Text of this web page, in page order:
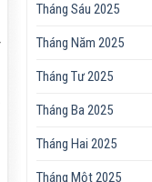
Tháng Sáu 2025
Tháng Năm 2025
Tháng Tư 2025
Tháng Ba 2025
Tháng Hai 2025
Tháng Một 2025